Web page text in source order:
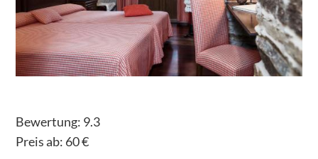
Bewertung: 9.3
Preis ab: 60€